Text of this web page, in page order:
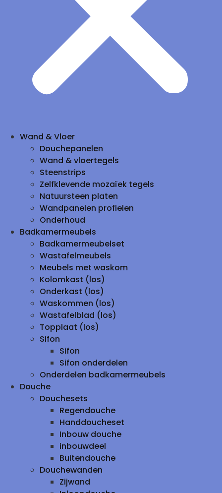
Wand & Vloer
Douchepanelen
Wand & vloertegels
Steenstrips
Zelfklevende mozaïek tegels
Natuursteen platen
Wandpanelen profielen
Onderhoud
Badkamermeubels
Badkamermeubelset
Wastafelmeubels
Meubels met waskom
Kolomkast (los)
Onderkast (los)
Waskommen (los)
Wastafelblad (los)
Topplaat (los)
Sifon
Sifon
Sifon onderdelen
Onderdelen badkamermeubels
Douche
Douchesets
Regendouche
Handdoucheset
Inbouw douche
inbouwdeel
Buitendouche
Douchewanden
Zijwand